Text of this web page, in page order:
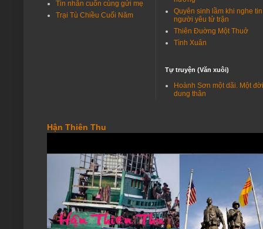
Trần Bền
Người bạn QC Trần Hữu Tâm có lẽ hơi lú v…
Việt Nam Cộng Hòa vẫn còn có những anh h…
Ngô Quang Trưởng là vị Tướng được lòng d…
Tin nhắn cuốn cùng gửi mẹ
Trại Tù Chiều Cuối Năm
Quyên sinh lầm khi nghe tin
người yêu tử trận
Thiên Đuờng Một Thuở
Tình Xuân
Tự truyện (Văn xuôi)
Hoành Sơn một dãi. Một đời
dung thân
Hận Thiên Thu